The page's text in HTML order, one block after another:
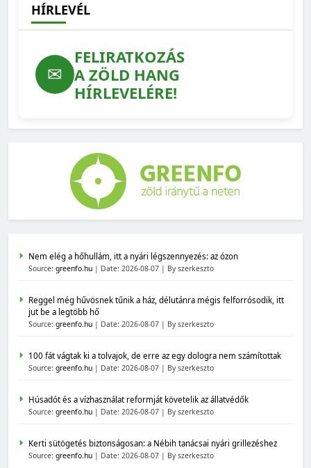
HÍRLEVÉL
✉
FELIRATKOZÁS
A ZÖLD HANG
HÍRLEVELÉRE!
Nem elég a hőhullám, itt a nyári légszennyezés: az ózon
Source: greenfo.hu Date: 2026-08-07 By szerkeszto
Reggel még hűvösnek tűnik a ház, délutánra mégis felforrósodik, itt
jut be a legtöbb hő
Source: greenfo.hu Date: 2026-08-07 By szerkeszto
100 fát vágtak ki a tolvajok, de erre az egy dologra nem számítottak
Source: greenfo.hu Date: 2026-08-07 By szerkeszto
Húsadót és a vízhasználat reformját követelik az állatvédők
Source: greenfo.hu Date: 2026-08-07 By szerkeszto
Kerti sütögetés biztonságosan: a Nébih tanácsai nyári grillezéshez
Source: greenfo.hu Date: 2026-08-07 By szerkeszto